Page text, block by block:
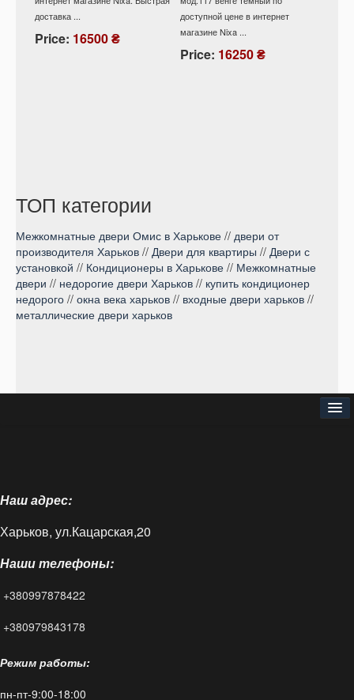
доставка ...
Price: 16500 ₴
доступной цене в интернет
магазине Nixa ...
Price: 16250 ₴
ТОП категории
Межкомнатные двери Омис в Харькове // двери от
производителя Харьков // Двери для квартиры // Двери с
установкой // Кондиционеры в Харькове // Межкомнатные
двери // недорогие двери Харьков // купить кондиционер
недорого // окна века харьков // входные двери харьков //
металлические двери харьков
Доставка и оплата
Блог
FAQ
Контакты
Наш адрес:
Харьков, ул.Кацарская,20
Наши телефоны:
+380997878422
+380979843178
Режим работы:
пн-пт-9:00-18:00